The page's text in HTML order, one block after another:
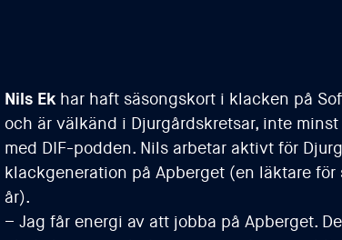
Nils Ekhar haft säsongskort i klacken på
och är välkänd i Djurgårdskretsar, inte
med DIF-podden. Nils arbetar aktivt för
klackgeneration på Apberget (en läktare för
år).
– Jag får energi av att jobba på Apberget.